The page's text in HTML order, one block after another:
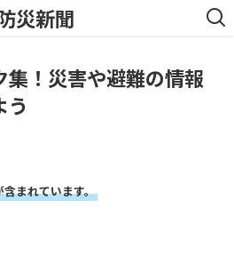
災新聞
集！災害や避難の情報
う
まれています。